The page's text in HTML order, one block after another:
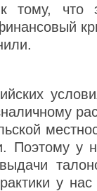
что
у
у